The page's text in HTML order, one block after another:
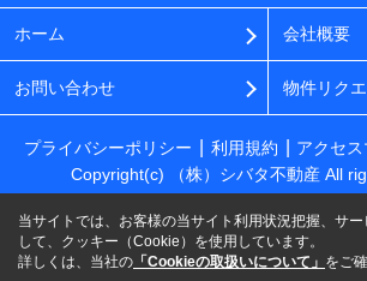
ホーム 会社概要
お問い合わせ 物件リク
プライバシーポリシー 利用規約 アクセ
Copyright(c) （株）シバタ不動産 All
当サイトでは、お客様の当サイト利用状況把握、サー
して、クッキー（Cookie）を使用しています。
詳しくは、当社の 「Cookieの取扱いについて」 をご